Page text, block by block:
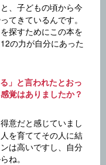
、子どもの頃から今
てきているんです。
探すためにこの本を
の力が自分にあった
」と言われたとおっ
覚はありましたか？
意だと感じていまし
を育ててその人に結
は高いですし、自分
ね。